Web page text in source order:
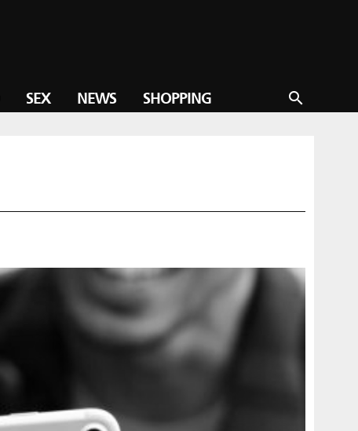
search
SEX NEWS SHOPPING